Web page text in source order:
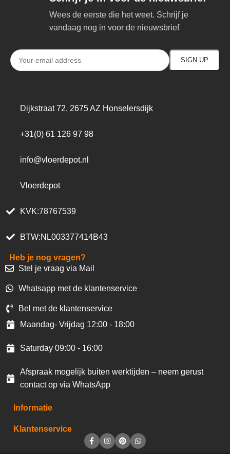
Wees de eerste die het weet. Schrijf je
vandaag nog in voor de nieuwsbrief
Dijkstraat 72, 2675 AZ Honselersdijk
+31(0) 61 126 97 98
info@vloerdepot.nl
Vloerdepot
KVK:78767539
BTW:NL003377414B43
Heb je nog vragen?
Stel je vraag via Mail
Whatsapp met de klantenservice
Bel met de klantenservice
Maandag- Vrijdag 12:00 - 18:00
Saturday 09:00 - 16:00
Afspraak mogelijk buiten werktijden – neem gerust
contact op via WhatsApp
Informatie
Klantenservice